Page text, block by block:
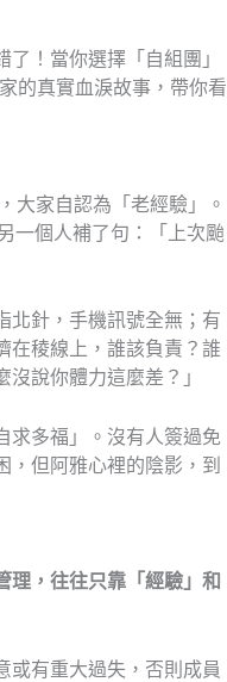
！當你選擇「自組團」
的真實血淚故事，帶你看
大家自認為「老經驗」。
一個人補了句：「上次颱
針，手機訊號全無；有
在稜線上，誰該負責？誰
說你體力這麼差？」
多福」。沒有人簽過免
但阿雅心裡的陰影，到
理，往往只靠「經驗」和
有重大過失，否則成員